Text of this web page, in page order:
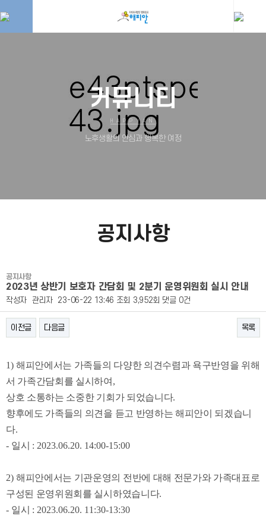
커뮤니티
HAPPYAN
노후생활의 안심과 행복한 여정
공지사항
공지사항
2023년 상반기 보호자 간담회 및 2분기 운영위원회 실시 안내
작성자 관리자 23-06-22 13:46 조회 3,952회 댓글 0건
이전글 다음글 목록
본문
1) 해피안에서는 가족들의 다양한 의견수렴과 욕구반영을 위해
서 가족간담회를 실시하여 ,
상호 소통하는 소중한 기회가 되었습니다.
향후에도 가족들의 의견을 듣고 반영하는 해피안이 되겠습니
다.
- 일시 : 2023.06.20. 14:00-15:00
2) 해피안에서는 기관운영의 전반에 대해 전문가와 가족대표로
구성된 운영위원회를 실시하였습니다.
- 일시 : 2023.06.20. 11:30-13:30